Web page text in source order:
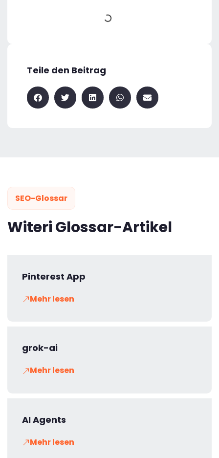
Teile den Beitrag
SEO-Glossar
Witeri Glossar-Artikel
Pinterest App
Mehr lesen
grok-ai
Mehr lesen
AI Agents
Mehr lesen